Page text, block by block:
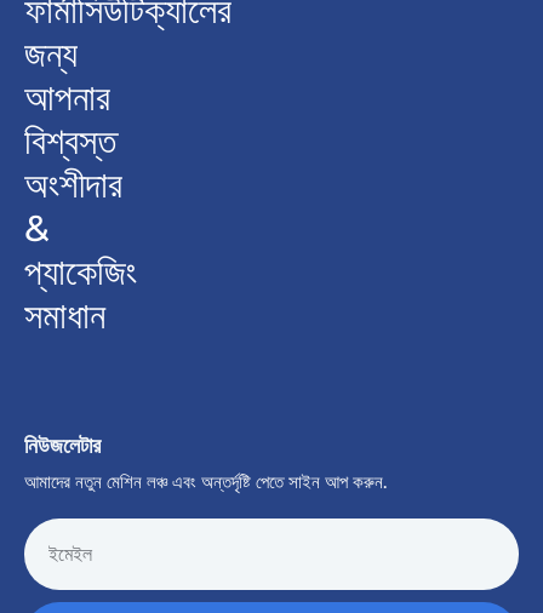
ফার্মাসিউটিক্যালের
জন্য
আপনার
বিশ্বস্ত
অংশীদার
&
প্যাকেজিং
সমাধান
নিউজলেটার
আমাদের নতুন মেশিন লঞ্চ এবং অন্তর্দৃষ্টি পেতে সাইন আপ করুন.